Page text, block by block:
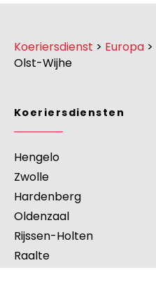
Koeriersdienst > Europa >
Olst-Wijhe
Koeriersdiensten
Hengelo
Zwolle
Hardenberg
Oldenzaal
Rijssen-Holten
Raalte